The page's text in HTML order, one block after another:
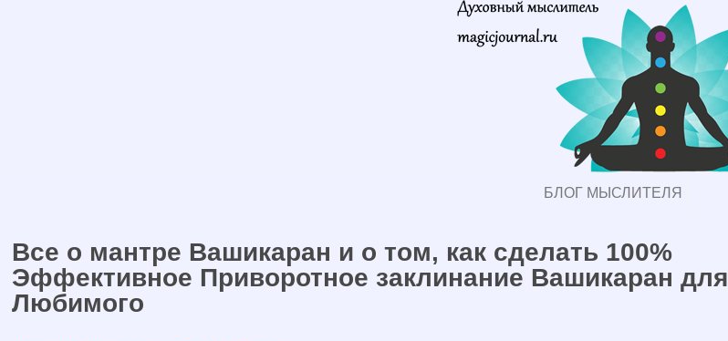
БЛОГ МЫСЛИТЕЛЯ
Все о мантре Вашикаран и о том, как сделать 100%
Эффективное Приворотное заклинание Вашикаран для
Любимого